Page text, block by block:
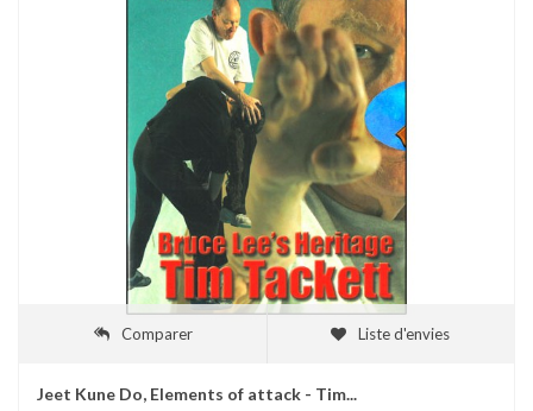
Comparer Liste d'envies
Jeet Kune Do, Elements of attack - Tim...